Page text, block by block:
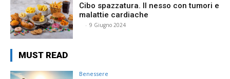
Cibo spazzatura. Il nesso con tumori e
malattie cardiache
- 9 Giugno 2024
MUST READ
Benessere